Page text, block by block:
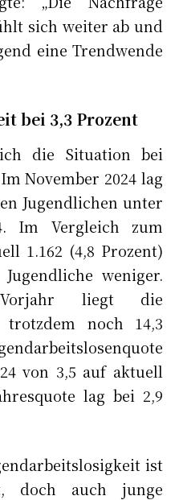
sich weiter ab und
eine Trendwende
bei 3,3 Prozent
die Situation bei
November 2024 lag
Jugendlichen unter
Im Vergleich zum
1.162 (4,8 Prozent)
weniger.
liegt die
trotzdem noch 14,3
von 3,5 auf aktuell
lag bei 2,9
ist
doch auch junge